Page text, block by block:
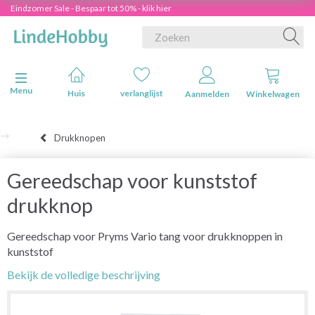
Eindzomer Sale - Bespaar tot 50% - klik hier
Navigatie in-/uitschakelen
Menu
Huis verlanglijst Aanmelden Winkelwagen
Drukknopen
Gereedschap voor kunststof
drukknop
Gereedschap voor Pryms Vario tang voor drukknoppen in
kunststof
Bekijk de volledige beschrijving